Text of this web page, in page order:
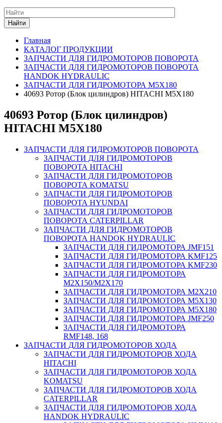
Найти
Главная
КАТАЛОГ ПРОДУКЦИИ
ЗАПЧАСТИ ДЛЯ ГИДРОМОТОРОВ ПОВОРОТА
ЗАПЧАСТИ ДЛЯ ГИДРОМОТОРОВ ПОВОРОТА
HANDOK HYDRAULIC
ЗАПЧАСТИ ДЛЯ ГИДРОМОТОРА M5X180
40693 Ротор (Блок цилиндров) HITACHI M5X180
40693 Ротор (Блок цилиндров)
HITACHI M5X180
ЗАПЧАСТИ ДЛЯ ГИДРОМОТОРОВ ПОВОРОТА
ЗАПЧАСТИ ДЛЯ ГИДРОМОТОРОВ
ПОВОРОТА HITACHI
ЗАПЧАСТИ ДЛЯ ГИДРОМОТОРОВ
ПОВОРОТА KOMATSU
ЗАПЧАСТИ ДЛЯ ГИДРОМОТОРОВ
ПОВОРОТА HYUNDAI
ЗАПЧАСТИ ДЛЯ ГИДРОМОТОРОВ
ПОВОРОТА CATERPILLAR
ЗАПЧАСТИ ДЛЯ ГИДРОМОТОРОВ
ПОВОРОТА HANDOK HYDRAULIC
ЗАПЧАСТИ ДЛЯ ГИДРОМОТОРА JMF151
ЗАПЧАСТИ ДЛЯ ГИДРОМОТОРА KMF125
ЗАПЧАСТИ ДЛЯ ГИДРОМОТОРА KMF230
ЗАПЧАСТИ ДЛЯ ГИДРОМОТОРА
M2X150/M2X170
ЗАПЧАСТИ ДЛЯ ГИДРОМОТОРА M2X210
ЗАПЧАСТИ ДЛЯ ГИДРОМОТОРА M5X130
ЗАПЧАСТИ ДЛЯ ГИДРОМОТОРА M5X180
ЗАПЧАСТИ ДЛЯ ГИДРОМОТОРА JMF250
ЗАПЧАСТИ ДЛЯ ГИДРОМОТОРА
RMF148, 168
ЗАПЧАСТИ ДЛЯ ГИДРОМОТОРОВ ХОДА
ЗАПЧАСТИ ДЛЯ ГИДРОМОТОРОВ ХОДА
HITACHI
ЗАПЧАСТИ ДЛЯ ГИДРОМОТОРОВ ХОДА
KOMATSU
ЗАПЧАСТИ ДЛЯ ГИДРОМОТОРОВ ХОДА
CATERPILLAR
ЗАПЧАСТИ ДЛЯ ГИДРОМОТОРОВ ХОДА
HANDOK HYDRAULIC